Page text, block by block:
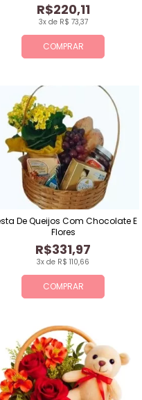
COMPRAR
3x de R$ 73,37
R$220,11
COMPRAR
3x de R$ 110,66
R$331,97
De Queijos Com Chocolate E
Flores